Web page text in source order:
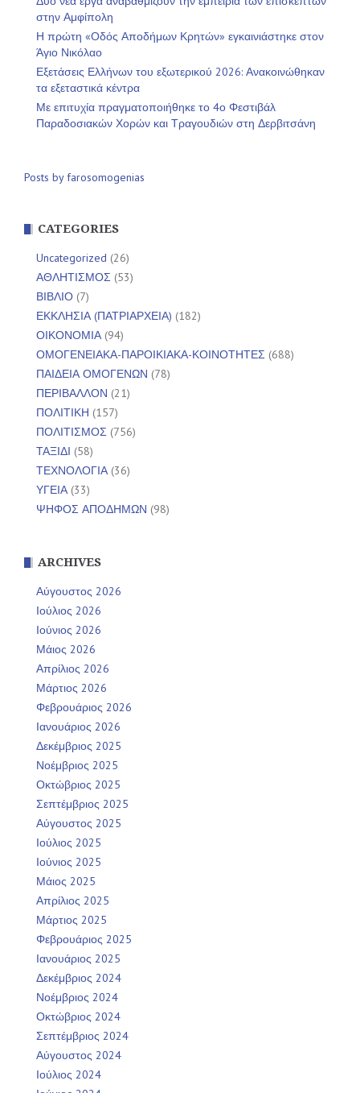
στην Αμφίπολη
Η πρώτη «Οδός Αποδήμων Κρητών» εγκαινιάστηκε στον
Άγιο Νικόλαο
Εξετάσεις Ελλήνων του εξωτερικού 2026: Ανακοινώθηκαν
τα εξεταστικά κέντρα
Με επιτυχία πραγματοποιήθηκε το 4ο Φεστιβάλ
Παραδοσιακών Χορών και Τραγουδιών στη Δερβιτσάνη
Posts by farosomogenias
CATEGORIES
Uncategorized (26)
ΑΘΛΗΤΙΣΜΟΣ (53)
ΒΙΒΛΙΟ (7)
ΕΚΚΛΗΣΙΑ (ΠΑΤΡΙΑΡΧΕΙΑ) (182)
ΟΙΚΟΝΟΜΙΑ(94)
ΟΜΟΓΕΝΕΙΑΚΑ-ΠΑΡΟΙΚΙΑΚΑ-ΚΟΙΝΟΤΗΤΕΣ (688)
ΠΑΙΔΕΙΑ ΟΜΟΓΕΝΩΝ (78)
ΠΕΡΙΒΑΛΛΟΝ (21)
ΠΟΛΙΤΙΚΗ (157)
ΠΟΛΙΤΙΣΜΟΣ (756)
ΤΑΞΙΔΙ (58)
ΤΕΧΝΟΛΟΓΙΑ(36)
ΥΓΕΙΑ(33)
ΨΗΦΟΣ ΑΠΟΔΗΜΩΝ (98)
ARCHIVES
Αύγουστος 2026
Ιούλιος 2026
Ιούνιος 2026
Μάιος 2026
Απρίλιος 2026
Μάρτιος 2026
Φεβρουάριος 2026
Ιανουάριος 2026
Δεκέμβριος 2025
Νοέμβριος 2025
Οκτώβριος 2025
Σεπτέμβριος 2025
Αύγουστος 2025
Ιούλιος 2025
Ιούνιος 2025
Μάιος 2025
Απρίλιος 2025
Μάρτιος 2025
Φεβρουάριος 2025
Ιανουάριος 2025
Δεκέμβριος 2024
Νοέμβριος 2024
Οκτώβριος 2024
Σεπτέμβριος 2024
Αύγουστος 2024
Ιούλιος 2024